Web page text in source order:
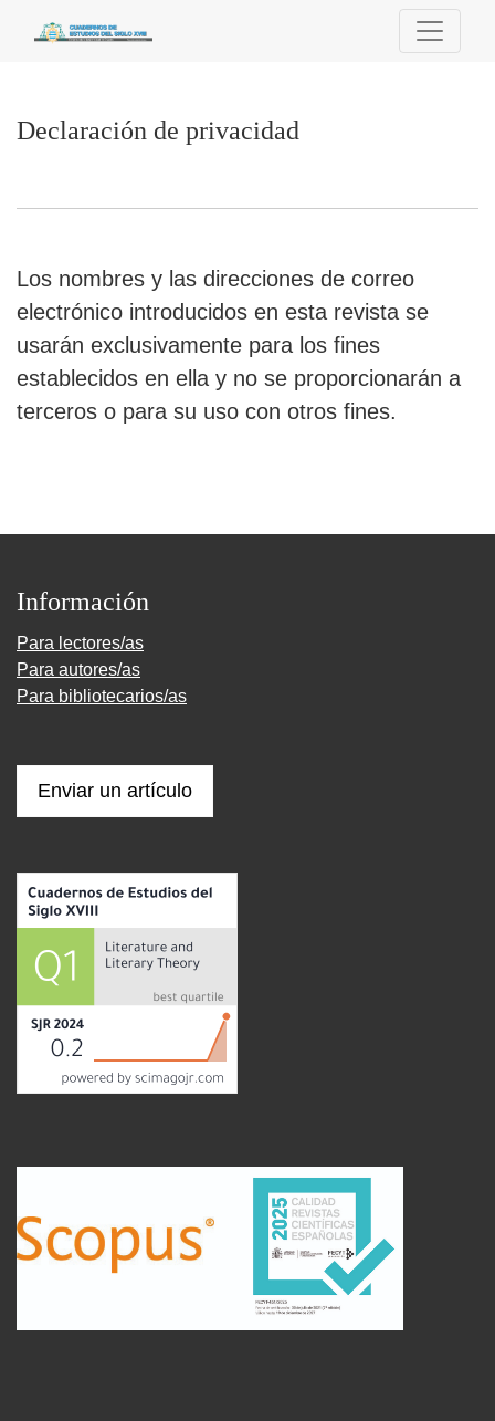
Declaración de privacidad
Los nombres y las direcciones de correo
electrónico introducidos en esta revista se
usarán exclusivamente para los fines
establecidos en ella y no se proporcionarán a
terceros o para su uso con otros fines.
Información
Para lectores/as
Para autores/as
Para bibliotecarios/as
Enviar un artículo